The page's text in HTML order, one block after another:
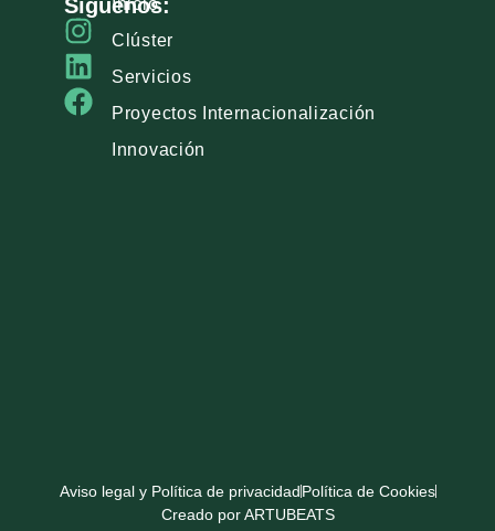
Síguenos:
Clúster
Servicios
Proyectos Internacionalización
Innovación
Aviso legal y Política de privacidadPolítica de Cookies
Creado por ARTUBEATS